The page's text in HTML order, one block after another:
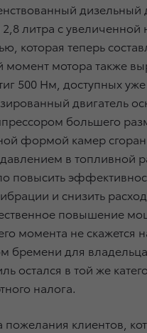
дизельный
литра с увеличенной
которая теперь
момент мотора также
500 Нм, доступных
двигатель
большего
формой камер
в топливной
повысить
и снизить
повышение
момента не скажется
бремени для
остался в той же
налога.
пожелания клиентов,